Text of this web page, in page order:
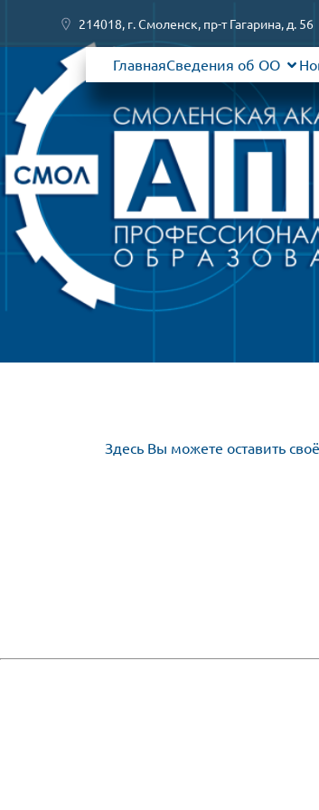
214018, г. Смоленск, пр-т Гагарина, д. 56
ГлавнаяСведения об ОО
Здесь Вы можете оставить